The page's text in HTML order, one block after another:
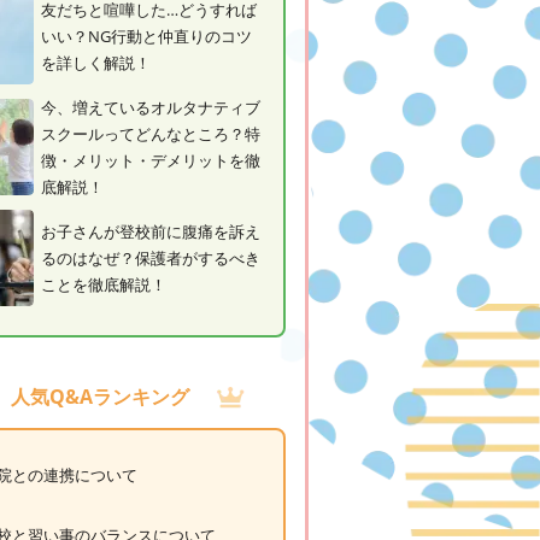
友だちと喧嘩した…どうすれば
いい？NG行動と仲直りのコツ
を詳しく解説！
今、増えているオルタナティブ
スクールってどんなところ？特
徴・メリット・デメリットを徹
底解説！
お子さんが登校前に腹痛を訴え
るのはなぜ？保護者がするべき
ことを徹底解説！
人気Q&Aランキング
との連携について
と習い事のバランスについて